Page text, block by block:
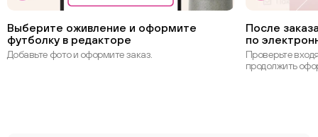
Выберите оживление и оформите
футболку в редакторе
Добавьте фото и оформите заказ.
После
по
Проверьте
продолжить